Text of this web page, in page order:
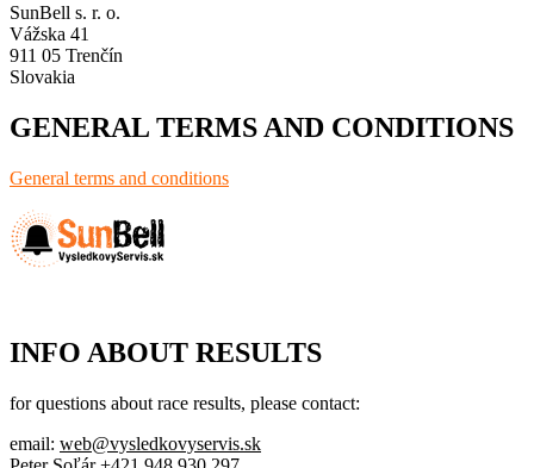
SunBell s. r. o.
Vážska 41
911 05 Trenčín
Slovakia
GENERAL TERMS AND CONDITIONS
General terms and conditions
INFO ABOUT RESULTS
for questions about race results, please contact:
email: web@vysledkovyservis.sk